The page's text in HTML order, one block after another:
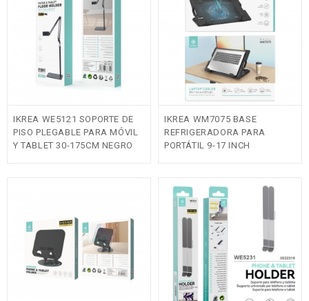
IKREA WE5121 SOPORTE DE
PISO PLEGABLE PARA MÓVIL
Y TABLET 30-175CM NEGRO
IKREA WM7075 BASE
REFRIGERADORA PARA
PORTÁTIL 9-17 INCH